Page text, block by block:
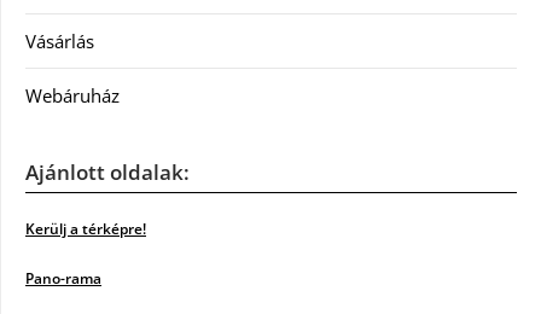
Vásárlás
Webáruház
Ajánlott oldalak:
Kerülj a térképre!
Pano-rama